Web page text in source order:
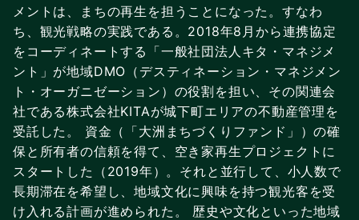
メントは、まちの再生を担うことになった。すなわ
ち、観光戦略の実践である。2018年8月から連携協定
をコーディネートする「一般社団法人キタ・マネジメ
ント」が地域DMO（デスティネーション・マネジメン
ト・オーガニゼーション）の役割を担い、その関連会
社である株式会社KITAが城下町エリアの不動産管理を
受託した。 資金（「大洲まちづくりファンド」）の確
保と所有者の信頼を得て、空き家再生プロジェクトに
スタートした（2019年）。それと並行して、小人数で
長期滞在を希望し、地域文化に興味を持つ観光客を受
け入れる計画が進められた。 歴史や文化といった地域